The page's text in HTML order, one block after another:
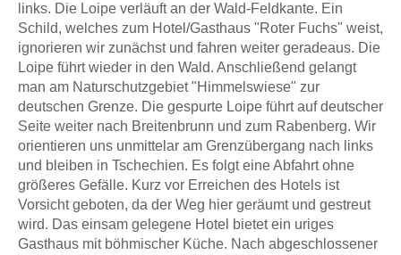
links. Die Loipe verläuft an der Wald-Feldkante. Ein
Schild, welches zum Hotel/Gasthaus "Roter Fuchs" weist,
ignorieren wir zunächst und fahren weiter geradeaus. Die
Loipe führt wieder in den Wald. Anschließend gelangt
man am Naturschutzgebiet "Himmelswiese" zur
deutschen Grenze. Die gespurte Loipe führt auf deutscher
Seite weiter nach Breitenbrunn und zum Rabenberg. Wir
orientieren uns unmittelar am Grenzübergang nach links
und bleiben in Tschechien. Es folgt eine Abfahrt ohne
größeres Gefälle. Kurz vor Erreichen des Hotels ist
Vorsicht geboten, da der Weg hier geräumt und gestreut
wird. Das einsam gelegene Hotel bietet ein uriges
Gasthaus mit böhmischer Küche. Nach abgeschlossener